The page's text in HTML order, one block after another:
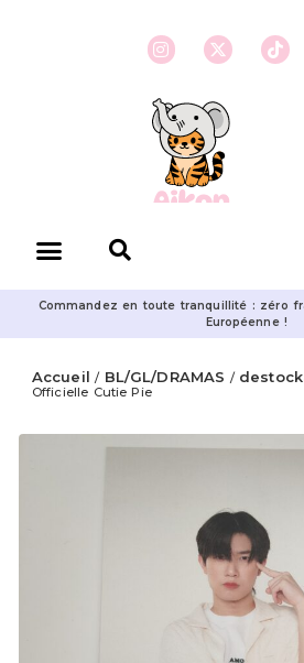
Commandez en toute tranquillité : zéro
Européenne !
Accueil / BL/GL/DRAMAS /
Officielle Cutie Pie